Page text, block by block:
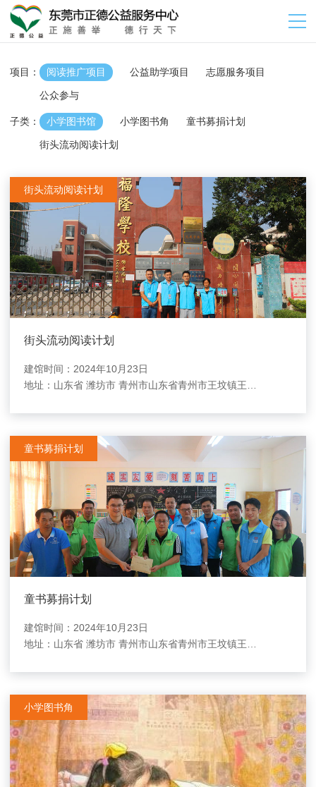
项目： 阅读推广项目 公益助学项目 志愿服务项目
公众参与
子类： 小学图书馆 小学图书角 童书募捐计划
街头流动阅读计划
街头流动阅读计划
街头流动阅读计划
建馆时间：2024年10月23日
地址：
童书募捐计划
童书募捐计划
建馆时间：2024年10月23日
地址：
小学图书角